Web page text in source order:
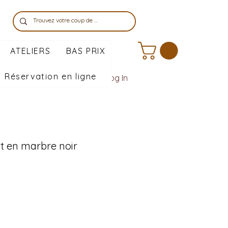
ATELIERS BAS PRIX
Réservation en ligne
en marbre noir
Log In